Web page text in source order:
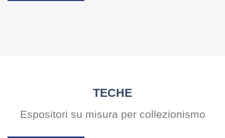
TECHE
Espositori su misura per collezionismo